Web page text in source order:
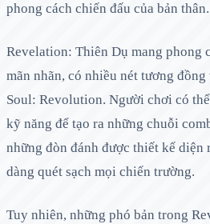
phong cách chiến đấu của bản thân.
Revelation: Thiên Dụ mang phong
mãn nhãn, có nhiều nét tương
Soul: Revolution. Người chơi có
kỹ năng để tạo ra những chuỗi
những đòn đánh được thiết kế diện
dàng quét sạch mọi chiến trường.
Tuy nhiên, những phó bản trong